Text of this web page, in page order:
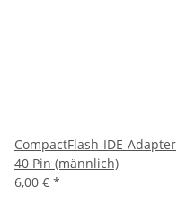
CompactFlash-IDE-Adapter
40 Pin (männlich)
6,00 € *